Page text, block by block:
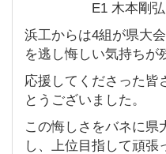
E1 木本剛弘・
浜工からは4組が県大
を逃し悔しい気持ちが
応援してくださった皆
とうございました。
この悔しさをバネに県
し、上位目指して頑張